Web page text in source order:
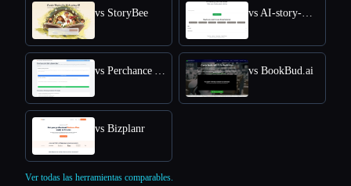
vs StoryBee vs AI-story-Generator site
vs Perchance AI Story vs BookBud.ai
vs Bizplanr
Ver todas las herramientas comparables.